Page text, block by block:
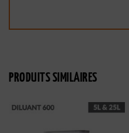
PRODUITS SIMILAIRES